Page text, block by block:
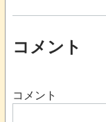
コメント
コメント